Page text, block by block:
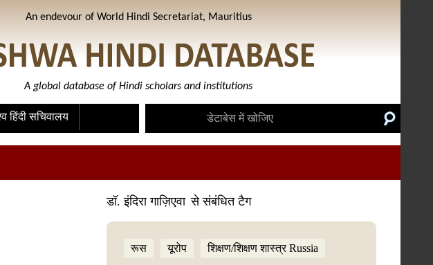
An endevour of World Hindi Secretariat, Mauritius
A global database of Hindi scholars and institutions
हिंदी सचिवालय
डॉ. इंदिरा गाज़िएवा से संबंधित टैग
रूस यूरोप शिक्षण/शिक्षण शास्त्र Russia